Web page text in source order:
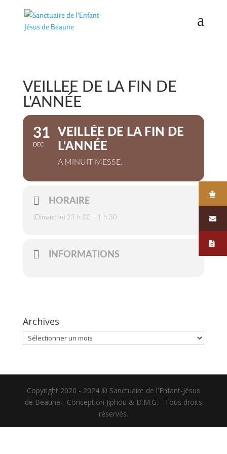
VEILLÉE DE LA FIN DE
L'ANNÉE
31
DEC
VEILLÉE DE LA FIN DE
L'ANNÉE
A MINUIT MESSE.
HORAIRE
(Dimanche) 23 h 00 - 1 h 30
INFORMATIONS
Archives
Archives
Copyright 2020 - 2024 © Sanctuaire de l'Enfant-Jésus
de Beaune - Conception Jiphou & D.M.G. - Tous droits
réservés.